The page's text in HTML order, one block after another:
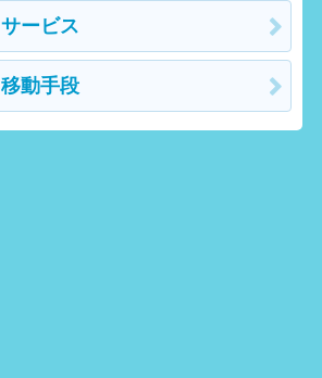
サービス
移動手段